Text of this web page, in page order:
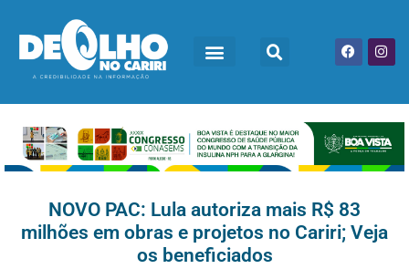
NOVO PAC: Lula autoriza mais R$ 83
milhões em obras e projetos no Cariri; Veja
os beneficiados